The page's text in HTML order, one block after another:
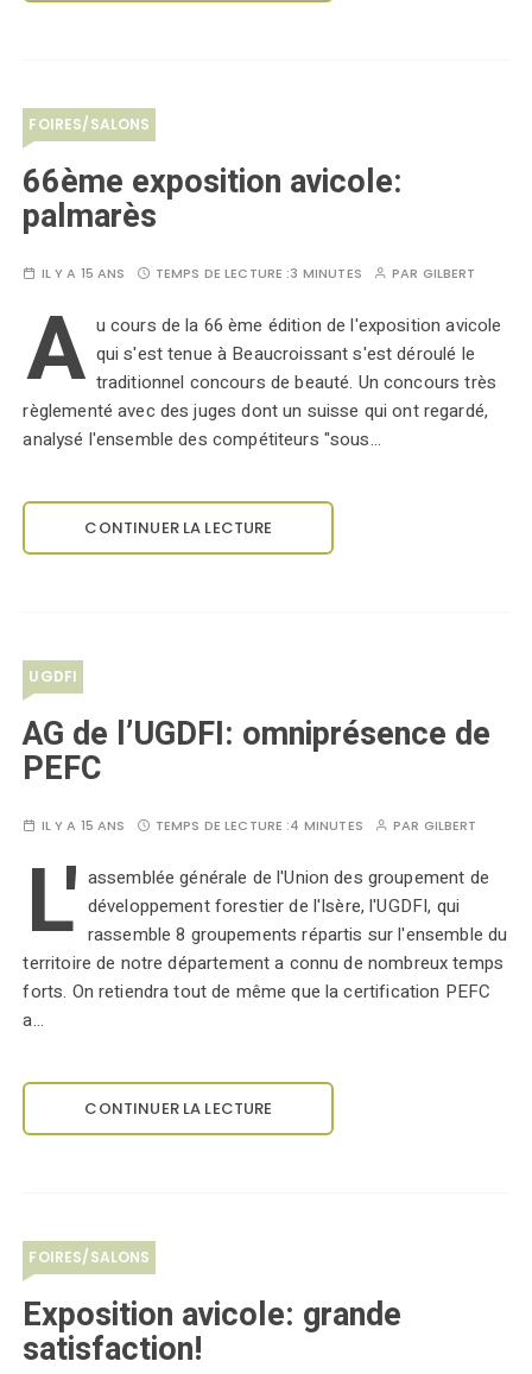
FOIRES/SALONS
66ème exposition avicole:
palmarès
IL Y A 15 ANS TEMPS DE LECTURE :3 MINUTES PAR GILBERT
A u cours de la 66 ème édition de l'exposition avicole
qui s'est tenue à Beaucroissant s'est déroulé le
traditionnel concours de beauté. Un concours très
règlementé avec des juges dont un suisse qui ont regardé,
analysé l'ensemble des compétiteurs "sous…
CONTINUER LA LECTURE
UGDFI
AG de l’UGDFI: omniprésence de
PEFC
IL Y A 15 ANS TEMPS DE LECTURE :4 MINUTES PAR GILBERT
L' assemblée générale de l'Union des groupement de
développement forestier de l'Isère, l'UGDFI, qui
rassemble 8 groupements répartis sur l'ensemble du
territoire de notre département a connu de nombreux temps
forts. On retiendra tout de même que la certification PEFC
a…
CONTINUER LA LECTURE
FOIRES/SALONS
Exposition avicole: grande
satisfaction!